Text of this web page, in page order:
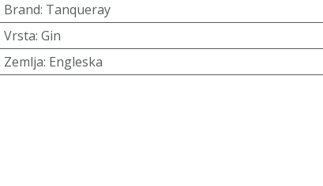
Brand: Tanqueray
Vrsta: Gin
Zemlja: Engleska